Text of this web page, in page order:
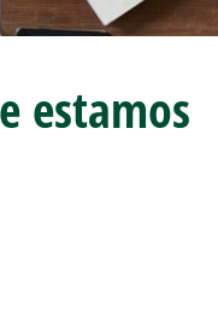
estamos